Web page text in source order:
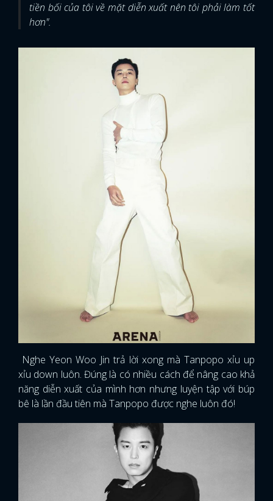
tiền bối của tôi về mặt diễn xuất nên tôi phải làm tốt
hơn".
Nghe Yeon Woo Jin trả lời xong mà Tanpopo xỉu up
xỉu down luôn. Đúng là có nhiều cách để nâng cao khả
năng diễn xuất của mình hơn nhưng luyện tập với búp
bê là lần đầu tiên mà Tanpopo được nghe luôn đó!